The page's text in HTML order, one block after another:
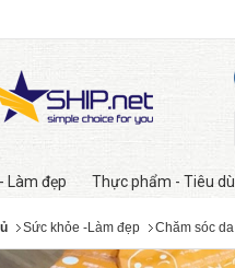
Làm đẹp Thực phẩm - Tiêu
Sức khỏe -Làm đẹp Chăm sóc